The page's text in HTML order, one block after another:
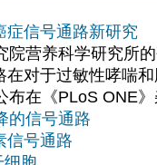
症信号通路新研究
院营养科学研究所
对于过敏性哮喘
布在《PLoS ONE
的信号通路
信号通路